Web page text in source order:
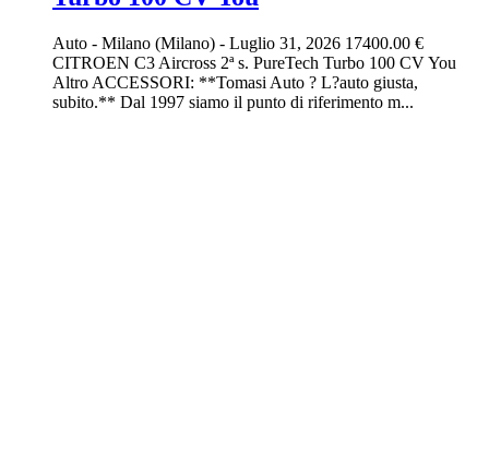
Auto - Milano (Milano) - Luglio 31, 2026 17400.00 €
CITROEN C3 Aircross 2ª s. PureTech Turbo 100 CV You
Altro ACCESSORI: **Tomasi Auto ? L?auto giusta,
subito.** Dal 1997 siamo il punto di riferimento m...